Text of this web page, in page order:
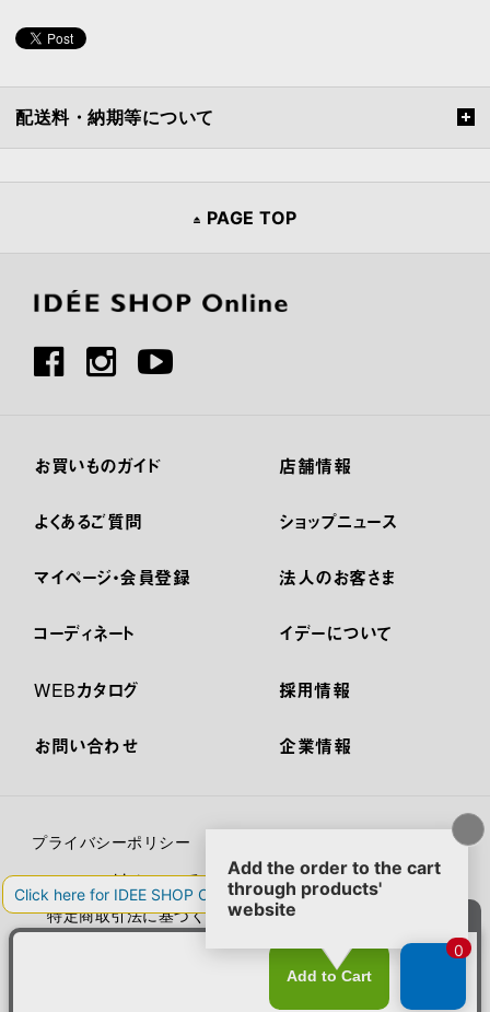
配送料・納期等について
PAGE TOP
お買いものガイド
よくあるご質問
マイページ・会員登録
コーディネート
WEBカタログ
お問い合わせ
店舗情報
ショップニュース
法人のお客さま
イデーについて
採用情報
企業情報
プライバシーポリシー
ご利用規約
cookieについて
セキュリティーについて
特定商取引法に基づく表示
古物営業法に基づく表示